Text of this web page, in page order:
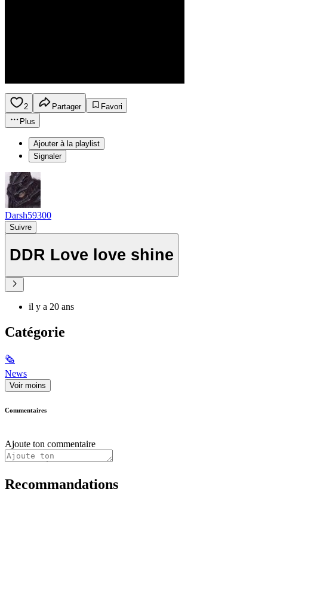
2 Partager
Favori
Plus
Ajouter à la playlist
Signaler
Darsh59300
Suivre
DDR Love love shine
il y a 20 ans
Catégorie
🗞
News
Voir moins
Commentaires
Ajoute ton commentaire
Recommandations